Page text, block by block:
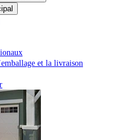
et la livraison